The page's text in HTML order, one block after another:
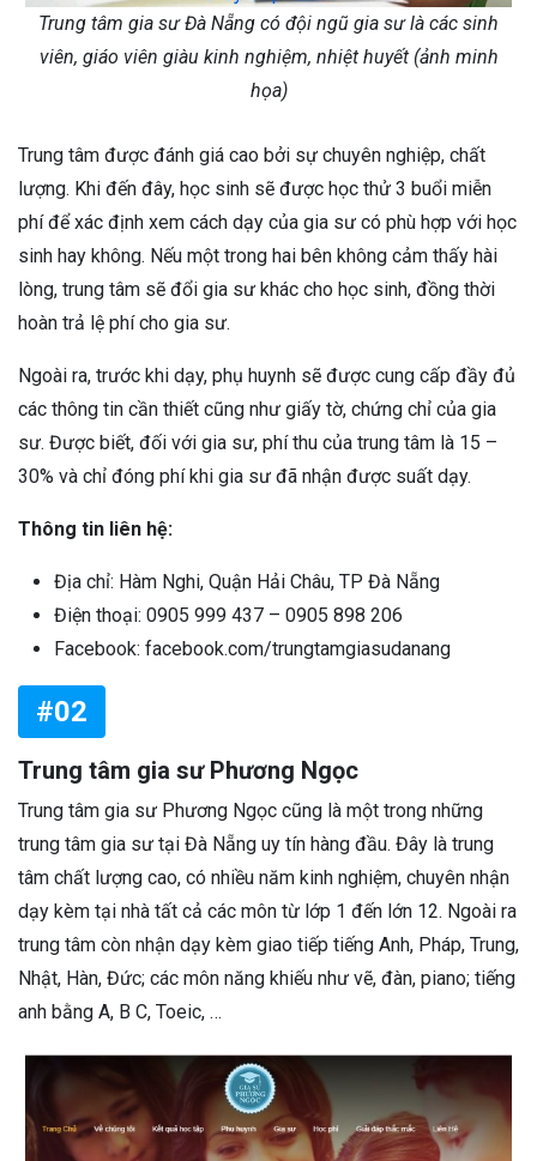
Trung tâm gia sư Đà Nẵng có đội ngũ gia sư là các sinh
viên, giáo viên giàu kinh nghiệm, nhiệt huyết (ảnh minh
họa)
Trung tâm được đánh giá cao bởi sự chuyên nghiệp, chất
lượng. Khi đến đây, học sinh sẽ được học thử 3 buổi miễn
phí để xác định xem cách dạy của gia sư có phù hợp với học
sinh hay không. Nếu một trong hai bên không cảm thấy hài
lòng, trung tâm sẽ đổi gia sư khác cho học sinh, đồng thời
hoàn trả lệ phí cho gia sư.
Ngoài ra, trước khi dạy, phụ huynh sẽ được cung cấp đầy đủ
các thông tin cần thiết cũng như giấy tờ, chứng chỉ của gia
sư. Được biết, đối với gia sư, phí thu của trung tâm là 15 –
30% và chỉ đóng phí khi gia sư đã nhận được suất dạy.
Thông tin liên hệ:
Địa chỉ: Hàm Nghi, Quận Hải Châu, TP Đà Nẵng
Điện thoại: 0905 999 437 – 0905 898 206
Facebook: facebook.com/trungtamgiasudanang
#02
Trung tâm gia sư Phương Ngọc
Trung tâm gia sư Phương Ngọc cũng là một trong những
trung tâm gia sư tại Đà Nẵng uy tín hàng đầu. Đây là trung
tâm chất lượng cao, có nhiều năm kinh nghiệm, chuyên nhận
dạy kèm tại nhà tất cả các môn từ lớp 1 đến lớn 12. Ngoài ra
trung tâm còn nhận dạy kèm giao tiếp tiếng Anh, Pháp, Trung,
Nhật, Hàn, Đức; các môn năng khiếu như vẽ, đàn, piano; tiếng
anh bằng A, B C, Toeic, …